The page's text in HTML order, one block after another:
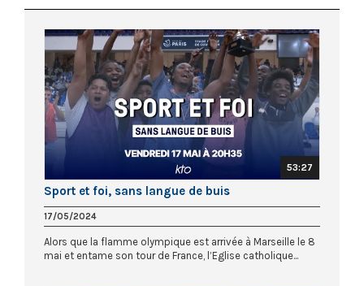
53:27
Sport et foi, sans langue de buis
17/05/2024
Alors que la flamme olympique est arrivée à Marseille le 8
mai et entame son tour de France, l’Eglise catholique...